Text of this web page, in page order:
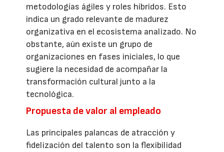
metodologías ágiles y roles híbridos. Esto
indica un grado relevante de madurez
organizativa en el ecosistema analizado. No
obstante, aún existe un grupo de
organizaciones en fases iniciales, lo que
sugiere la necesidad de acompañar la
transformación cultural junto a la
tecnológica.
Propuesta de valor al empleado
Las principales palancas de atracción y
fidelización del talento son la flexibilidad